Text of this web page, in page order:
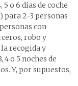
o 6 días de coche
para 2-3 personas
con
robo y
recogida y
o 5 noches de
Y, por supuestos,